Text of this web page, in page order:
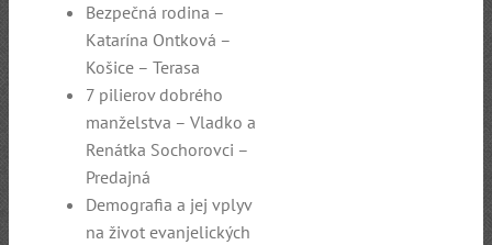
Bezpečná rodina –
Katarína Ontková –
Košice – Terasa
7 pilierov dobrého
manželstva – Vladko a
Renátka Sochorovci –
Predajná
Demografia a jej vplyv
na život evanjelických